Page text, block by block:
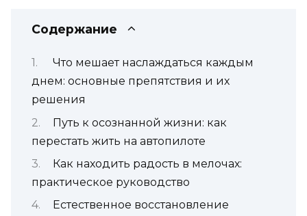
Содержание
Что мешает наслаждаться каждым
днем: основные препятствия и их
решения
Путь к осознанной жизни: как
перестать жить на автопилоте
Как находить радость в мелочах:
практическое руководство
Естественное восстановление